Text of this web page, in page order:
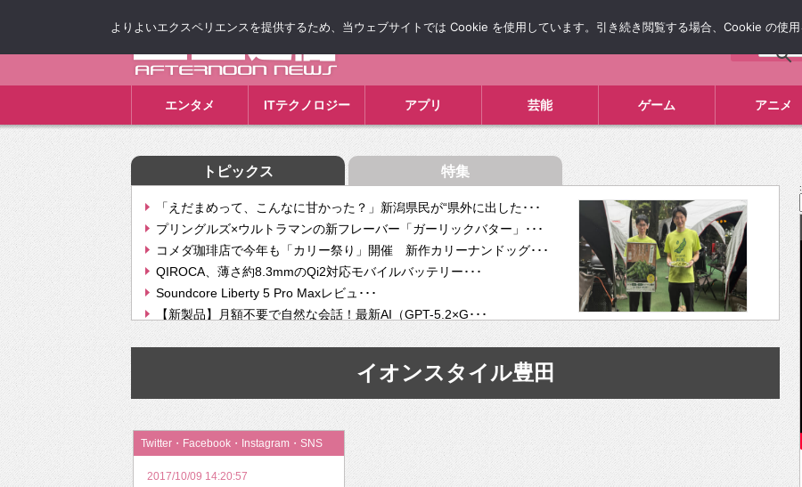
エンタメ ITテクノロジー アプリ 芸能 ゲーム アニメ
トピックス 特集
「えだまめって、こんなに甘かった？」新潟県民が“県外に出した･･･
プリングルズ×ウルトラマンの新フレーバー「ガーリックバター」･･･
コメダ珈琲店で今年も「カリー祭り」開催 新作カリーナンドッグ･･･
QIROCA、薄さ約8.3mmのQi2対応モバイルバッテリー･･･
Soundcore Liberty 5 Pro Maxレビュ･･･
【新製品】月額不要で自然な会話！最新AI（GPT-5.2×G･･･
【次世代の没入感と生産性】VITURE Luma Ultra･･･
挫折率8割の壁をAIで突破。ジャストシステム、”自分が今話し･･･
2026年のバレンタインは「自分で作って、想いを渡す」 TE･･･
イオンスタイル豊田
Twitter・Facebook・Instagram・SNS
2017/10/09 14:20:57
:
よりよいエクスペリエンスを提供するため、当ウェブサイトでは Cookie を使用しています。引き続き閲覧する場合、Cookie の使用